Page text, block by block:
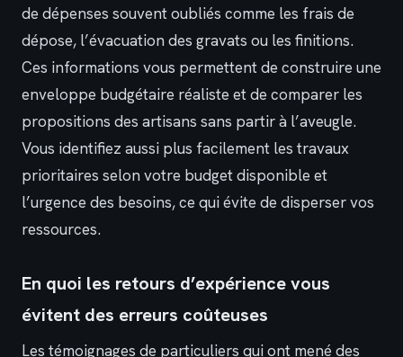
de dépenses souvent oubliés comme les frais de
dépose, l’évacuation des gravats ou les finitions.
Ces informations vous permettent de construire une
enveloppe budgétaire réaliste et de comparer les
propositions des artisans sans partir à l’aveugle.
Vous identifiez aussi plus facilement les travaux
prioritaires selon votre budget disponible et
l’urgence des besoins, ce qui évite de disperser vos
ressources.
En quoi les retours d’expérience vous
évitent des erreurs coûteuses
Les témoignages de particuliers qui ont mené des